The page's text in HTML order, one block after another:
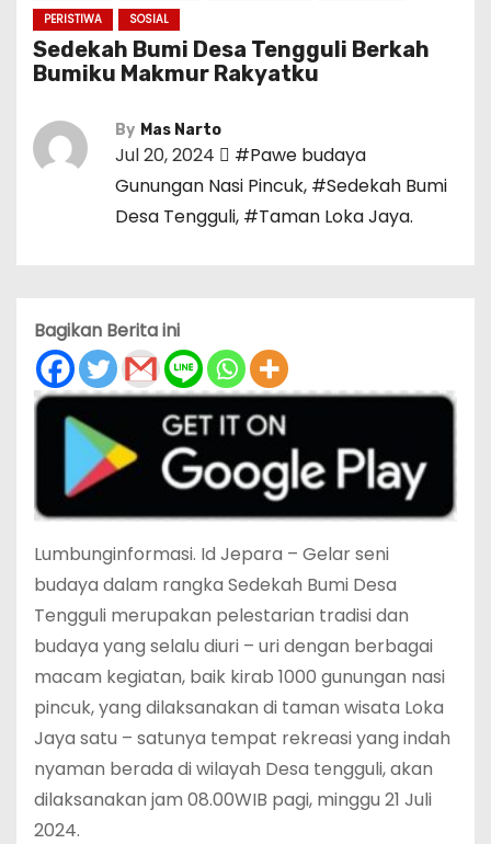
PERISTIWA
SOSIAL
Sedekah Bumi Desa Tengguli Berkah
Bumiku Makmur Rakyatku
By Mas Narto
Jul 20, 2024
#Pawe budaya
Gunungan Nasi Pincuk, #Sedekah Bumi
Desa Tengguli, #Taman Loka Jaya.
Bagikan Berita ini
Lumbunginformasi. Id Jepara – Gelar seni
budaya dalam rangka Sedekah Bumi Desa
Tengguli merupakan pelestarian tradisi dan
budaya yang selalu diuri – uri dengan berbagai
macam kegiatan, baik kirab 1000 gunungan nasi
pincuk, yang dilaksanakan di taman wisata Loka
Jaya satu – satunya tempat rekreasi yang indah
nyaman berada di wilayah Desa tengguli, akan
dilaksanakan jam 08.00WIB pagi, minggu 21 Juli
2024.